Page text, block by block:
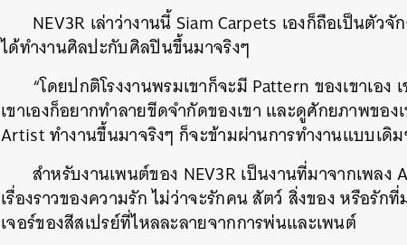
NEV3R เล่าว่างานนี้ Siam Carpets เองก็ถือเป็นตัว
ได้ทำงานศิลปะกับศิลปินขึ้นมาจริงๆ
“โดยปกติโรงงานพรมเขาก็จะมี Pattern ของเขาเ
เขาเองก็อยากทำลายขีดจำกัดของเขา และดูศักยภาพขอ
Artist ทำงานขึ้นมาจริงๆ ก็จะข้ามผ่านการทำงานแบบเดิ
สำหรับงานเพนต์ของ NEV3R เป็นงานที่มาจากเพลง
เรื่องราวของความรัก ไม่ว่าจะรักคน สัตว์ สิ่งของ หรือรัก
เจอร์ของสีสเปรย์ที่ไหลละลายจากการพ่นและเพนต์